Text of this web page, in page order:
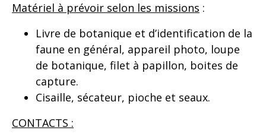
Matériel à prévoir selon les missions :
Livre de botanique et d’identification de la
faune en général, appareil photo, loupe
de botanique, filet à papillon, boites de
capture.
Cisaille, sécateur, pioche et seaux.
CONTACTS :